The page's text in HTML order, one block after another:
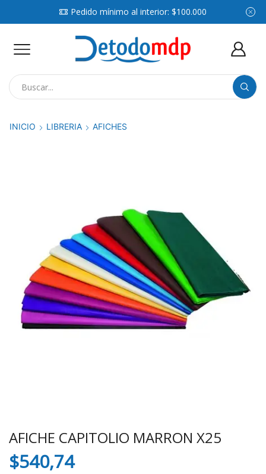
Pedido mínimo al interior: $100.000
INICIO LIBRERIA AFICHES
AFICHE CAPITOLIO MARRON X25
$540,74